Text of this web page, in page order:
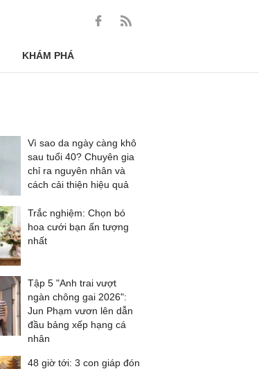
KHÁM PHÁ
Vì sao da ngày càng khô
sau tuổi 40? Chuyên gia
chỉ ra nguyên nhân và
cách cải thiện hiệu quả
Trắc nghiệm: Chọn bó
hoa cưới bạn ấn tượng
nhất
Tập 5 "Anh trai vượt
ngàn chông gai 2026":
Jun Phạm vươn lên dẫn
đầu bảng xếp hạng cá
nhân
48 giờ tới: 3 con giáp đón